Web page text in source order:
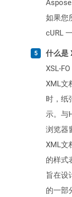
如果您
cURL
什么是
XSL-
XML文
时，纸
示。与
浏览器
XML文
的样式
旨在设
的一部